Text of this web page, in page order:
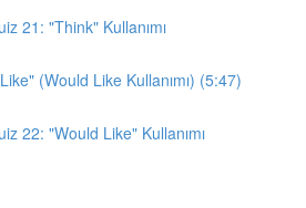
21: "Think" Kullanımı
(Would Like Kullanımı) (5:47)
22: "Would Like" Kullanımı